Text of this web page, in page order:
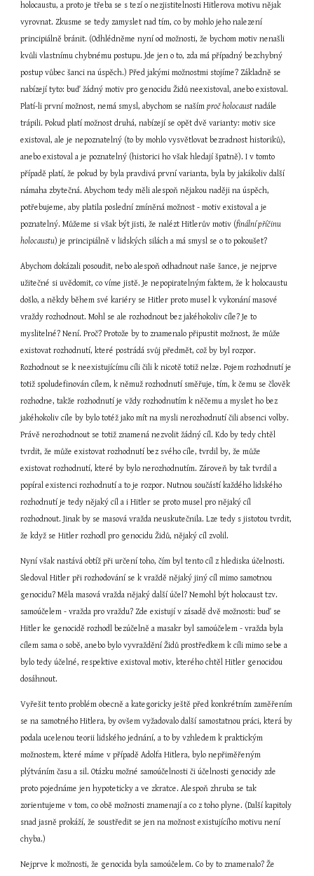
holocaustu, a proto je třeba se s tezí o nezjistitelnosti Hitlerova motivu nějak
vyrovnat. Zkusme se tedy zamyslet nad tím, co by mohlo jeho nalezení
principiálně bránit. (Odhlédněme nyní od možnosti, že bychom motiv nenašli
kvůli vlastnímu chybnému postupu. Jde jen o to, zda má případný bezchybný
postup vůbec šanci na úspěch.) Před jakými možnostmi stojíme? Základně se
nabízejí tyto: buď žádný motiv pro genocidu Židů neexistoval, anebo existoval.
Platí-li první možnost, nemá smysl, abychom se naším proč holocaust nadále
trápili. Pokud platí možnost druhá, nabízejí se opět dvě varianty: motiv sice
existoval, ale je nepoznatelný (to by mohlo vysvětlovat bezradnost historiků),
anebo existoval a je poznatelný (historici ho však hledají špatně). I v tomto
případě platí, že pokud by byla pravdivá první varianta, byla by jakákoliv další
námaha zbytečná. Abychom tedy měli alespoň nějakou naději na úspěch,
potřebujeme, aby platila poslední zmíněná možnost - motiv existoval a je
poznatelný. Můžeme si však být jisti, že nalézt Hitlerův motiv (finální příčinu
holocaustu) je principiálně v lidských silách a má smysl se o to pokoušet?
Abychom dokázali posoudit, nebo alespoň odhadnout naše šance, je nejprve
užitečné si uvědomit, co víme jistě. Je nepopiratelným faktem, že k holocaustu
došlo, a někdy během své kariéry se Hitler proto musel k vykonání masové
vraždy rozhodnout. Mohl se ale rozhodnout bez jakéhokoliv cíle? Je to
myslitelné? Není. Proč? Protože by to znamenalo připustit možnost, že může
existovat rozhodnutí, které postrádá svůj předmět, což by byl rozpor.
Rozhodnout se k neexistujícímu cíli čili k nicotě totiž nelze. Pojem rozhodnutí je
totiž spoludefinován cílem, k němuž rozhodnutí směřuje, tím, k čemu se člověk
rozhodne, takže rozhodnutí je vždy rozhodnutím k něčemu a myslet ho bez
jakéhokoliv cíle by bylo totéž jako mít na mysli nerozhodnutí čili absenci volby.
Právě nerozhodnout se totiž znamená nezvolit žádný cíl. Kdo by tedy chtěl
tvrdit, že může existovat rozhodnutí bez svého cíle, tvrdil by, že může
existovat rozhodnutí, které by bylo nerozhodnutím. Zároveň by tak tvrdil a
popíral existenci rozhodnutí a to je rozpor. Nutnou součástí každého lidského
rozhodnutí je tedy nějaký cíl a i Hitler se proto musel pro nějaký cíl
rozhodnout. Jinak by se masová vražda neuskutečnila. Lze tedy s jistotou tvrdit,
že když se Hitler rozhodl pro genocidu Židů, nějaký cíl zvolil.
Nyní však nastává obtíž při určení toho, čím byl tento cíl z hlediska účelnosti.
Sledoval Hitler při rozhodování se k vraždě nějaký jiný cíl mimo samotnou
genocidu? Měla masová vražda nějaký další účel? Nemohl být holocaust tzv.
samoúčelem - vražda pro vraždu? Zde existují v zásadě dvě možnosti: buď se
Hitler ke genocidě rozhodl bezúčelně a masakr byl samoúčelem - vražda byla
cílem sama o sobě, anebo bylo vyvraždění Židů prostředkem k cíli mimo sebe a
bylo tedy účelné, respektive existoval motiv, kterého chtěl Hitler genocidou
dosáhnout.
Vyřešit tento problém obecně a kategoricky ještě před konkrétním zaměřením
se na samotného Hitlera, by ovšem vyžadovalo další samostatnou práci, která by
podala ucelenou teorii lidského jednání, a to by vzhledem k praktickým
možnostem, které máme v případě Adolfa Hitlera, bylo nepřiměřeným
plýtváním času a sil. Otázku možné samoúčelnosti či účelnosti genocidy zde
proto pojednáme jen hypoteticky a ve zkratce. Alespoň zhruba se tak
zorientujeme v tom, co obě možnosti znamenají a co z toho plyne. (Další kapitoly
snad jasně prokáží, že soustředit se jen na možnost existujícího motivu není
chyba.)
Nejprve k možnosti, že genocida byla samoúčelem. Co by to znamenalo? Že